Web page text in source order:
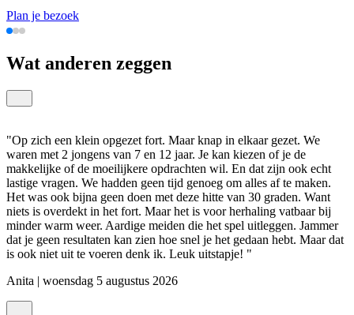
Plan je bezoek
Wat anderen zeggen
"Op zich een klein opgezet fort. Maar knap in elkaar gezet. We
waren met 2 jongens van 7 en 12 jaar. Je kan kiezen of je de
makkelijke of de moeilijkere opdrachten wil. En dat zijn ook echt
lastige vragen. We hadden geen tijd genoeg om alles af te maken.
Het was ook bijna geen doen met deze hitte van 30 graden. Want
niets is overdekt in het fort. Maar het is voor herhaling vatbaar bij
minder warm weer. Aardige meiden die het spel uitleggen. Jammer
dat je geen resultaten kan zien hoe snel je het gedaan hebt. Maar dat
is ook niet uit te voeren denk ik. Leuk uitstapje! "
Anita | woensdag 5 augustus 2026